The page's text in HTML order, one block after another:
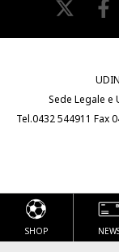
SHOP
twitter
Sede Legale e
Tel.0432 544911 Fax
Le tue